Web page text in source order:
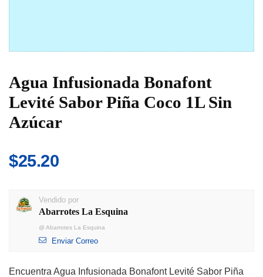
Agua Infusionada Bonafont
Levité Sabor Piña Coco 1L Sin
Azúcar
$25.20
Vendido por
Abarrotes La Esquina
@ Abarrotes La Esquina
Enviar Correo
Encuentra Agua Infusionada Bonafont Levité Sabor Piña